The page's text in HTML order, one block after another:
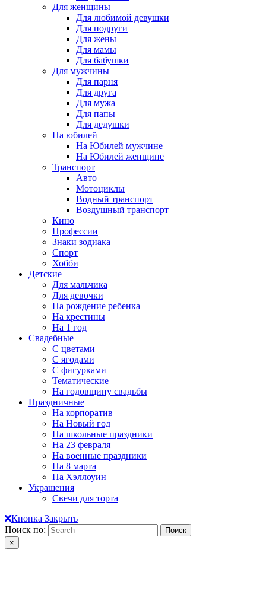
Для женщины
Для любимой девушки
Для подруги
Для жены
Для мамы
Для бабушки
Для мужчины
Для парня
Для друга
Для мужа
Для папы
Для дедушки
На юбилей
На Юбилей мужчине
На Юбилей женщине
Транспорт
Авто
Мотоциклы
Водный транспорт
Воздушный транспорт
Кино
Профессии
Знаки зодиака
Спорт
Хобби
Детские
Для мальчика
Для девочки
На рождение ребенка
На крестины
На 1 год
Свадебные
С цветами
С ягодами
С фигурками
Тематические
На годовщину свадьбы
Праздничные
На корпоратив
На Новый год
На школьные праздники
На 23 февраля
На военные праздники
На 8 марта
На Хэллоуин
Украшения
Свечи для торта
Кнопка Закрыть
Поиск по:
×